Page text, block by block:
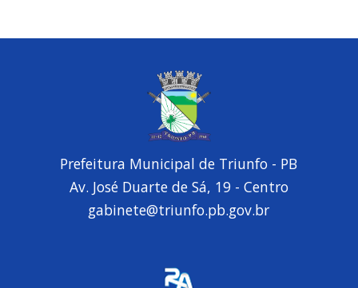
Prefeitura Municipal de Triunfo - PB
Av. José Duarte de Sá, 19 - Centro
gabinete@triunfo.pb.gov.br